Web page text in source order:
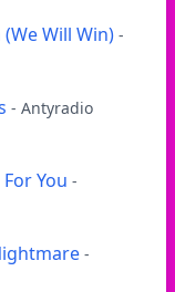
Will Win) -
- Antyradio
You -
-